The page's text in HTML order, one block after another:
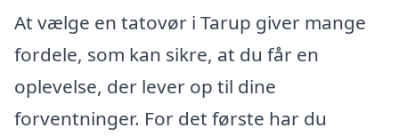
At vælge en tatovør i Tarup giver mange
fordele, som kan sikre, at du får en
oplevelse, der lever op til dine
forventninger. For det første har du